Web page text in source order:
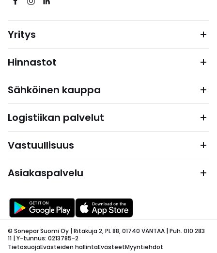
Yritys
Hinnastot
Sähköinen kauppa
Logistiikan palvelut
Vastuullisuus
Asiakaspalvelu
© Sonepar Suomi Oy | Ritakuja 2, PL 88, 01740 VANTAA | Puh. 010 283
11 | Y-tunnus: 0213785-2
TietosuojaEvästeiden hallintaEvästeetMyyntiehdot